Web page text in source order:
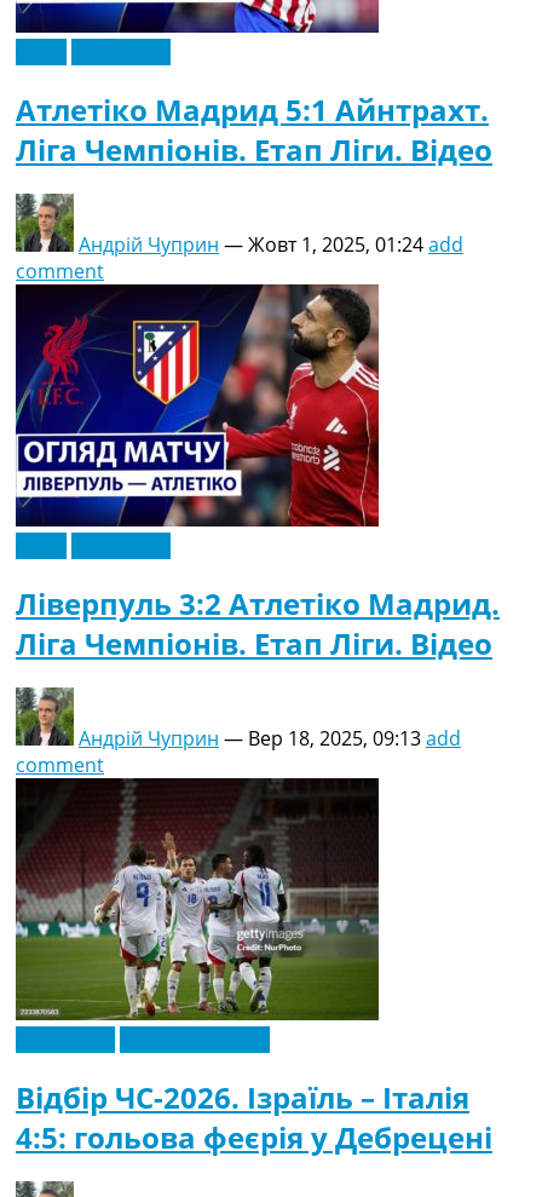
Атлетіко Мадрид 5:1 Айнтрахт.
Ліга Чемпіонів. Етап Ліги. Відео
Андрій Чуприн —Жовт 1, 2025, 01:24add
comment
Ліверпуль 3:2 Атлетіко Мадрид.
Ліга Чемпіонів. Етап Ліги. Відео
Андрій Чуприн — Вер 18, 2025, 09:13add
comment
Відбір ЧС-2026. Ізраїль – Італія
4:5: гольова феєрія у Дебрецені